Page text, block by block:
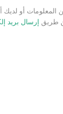
أو لديك أي
طريق إرسال بريد